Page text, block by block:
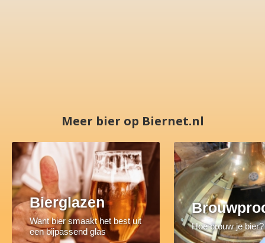
Meer bier op Biernet.nl
Bierglazen
Want bier smaakt het best uit
een bijpassend glas
Hoe brouw je bier?